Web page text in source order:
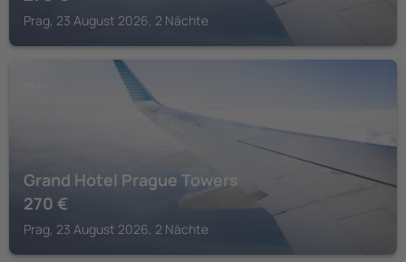
Prag, 23 August 2026, 2 Nächte
Grand Hotel Prague Towers
270 €
Prag, 23 August 2026, 2 Nächte